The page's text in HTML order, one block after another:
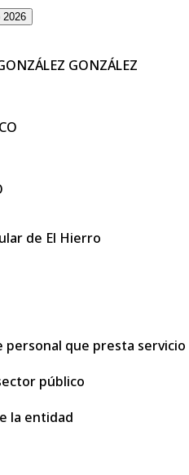
2026
GONZÁLEZ
de El Hierro
personal que presta servicio
público
la entidad